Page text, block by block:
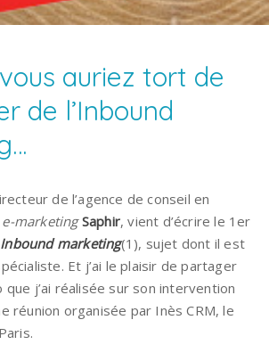
auriez tort de
de l’Inbound
de l’agence de conseil en
e-marketing Saphir, vient d’écrire le 1er
Inbound marketing(1), sujet dont il est
Et j’ai le plaisir de partager
que j’ai réalisée sur son intervention
réunion organisée par Inès CRM, le